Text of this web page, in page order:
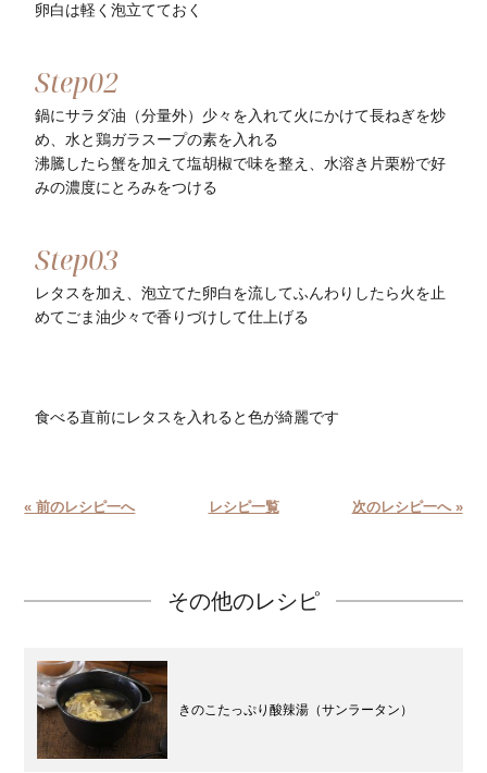
卵白は軽く泡立てておく
鍋にサラダ油（分量外）少々を入れて火にかけて長ねぎを炒
め、水と鶏ガラスープの素を入れる
沸騰したら蟹を加えて塩胡椒で味を整え、水溶き片栗粉で好
みの濃度にとろみをつける
レタスを加え、泡立てた卵白を流してふんわりしたら火を止
めてごま油少々で香りづけして仕上げる
食べる直前にレタスを入れると色が綺麗です
« 前のレシピ一へ レシピ一覧 次のレシピ一へ »
その他のレシピ
きのこたっぷり酸辣湯（サンラータン）